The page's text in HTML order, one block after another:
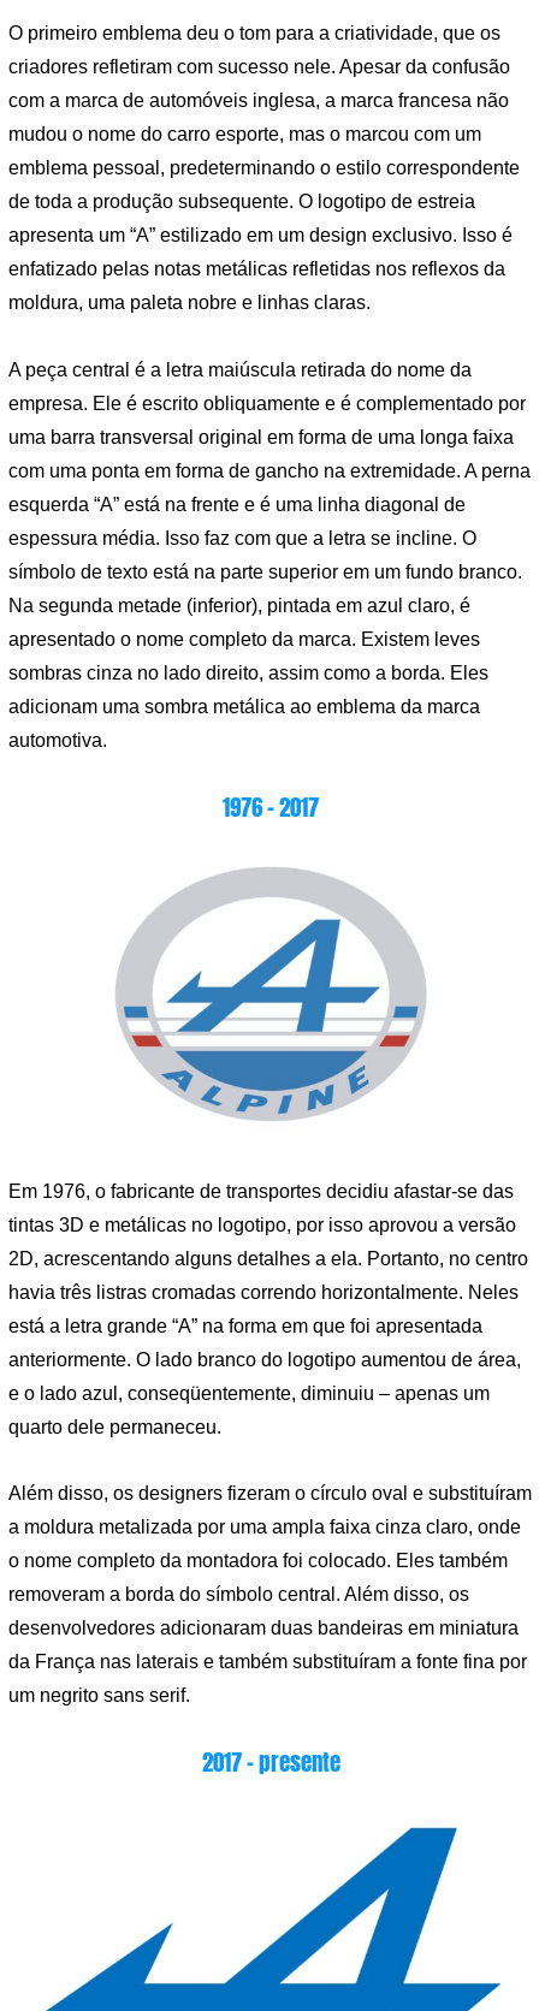
O primeiro emblema deu o tom para a criatividade, que os
criadores refletiram com sucesso nele. Apesar da confusão
com a marca de automóveis inglesa, a marca francesa não
mudou o nome do carro esporte, mas o marcou com um
emblema pessoal, predeterminando o estilo correspondente
de toda a produção subsequente. O logotipo de estreia
apresenta um “A” estilizado em um design exclusivo. Isso é
enfatizado pelas notas metálicas refletidas nos reflexos da
moldura, uma paleta nobre e linhas claras.
A peça central é a letra maiúscula retirada do nome da
empresa. Ele é escrito obliquamente e é complementado por
uma barra transversal original em forma de uma longa faixa
com uma ponta em forma de gancho na extremidade. A perna
esquerda “A” está na frente e é uma linha diagonal de
espessura média. Isso faz com que a letra se incline. O
símbolo de texto está na parte superior em um fundo branco.
Na segunda metade (inferior), pintada em azul claro, é
apresentado o nome completo da marca. Existem leves
sombras cinza no lado direito, assim como a borda. Eles
adicionam uma sombra metálica ao emblema da marca
automotiva.
1976 – 2017
Em 1976, o fabricante de transportes decidiu afastar-se das
tintas 3D e metálicas no logotipo, por isso aprovou a versão
2D, acrescentando alguns detalhes a ela. Portanto, no centro
havia três listras cromadas correndo horizontalmente. Neles
está a letra grande “A” na forma em que foi apresentada
anteriormente. O lado branco do logotipo aumentou de área,
e o lado azul, conseqüentemente, diminuiu – apenas um
quarto dele permaneceu.
Além disso, os designers fizeram o círculo oval e substituíram
a moldura metalizada por uma ampla faixa cinza claro, onde
o nome completo da montadora foi colocado. Eles também
removeram a borda do símbolo central. Além disso, os
desenvolvedores adicionaram duas bandeiras em miniatura
da França nas laterais e também substituíram a fonte fina por
um negrito sans serif.
2017 – presente